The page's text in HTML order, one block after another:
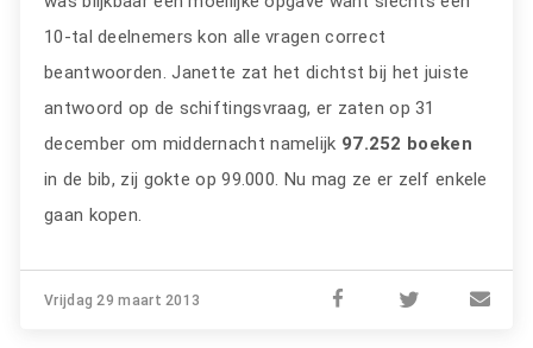
10-tal deelnemers kon alle vragen correct
beantwoorden. Janette zat het dichtst bij het juiste
antwoord op de schiftingsvraag, er zaten op 31
december om middernacht namelijk 97.252 boeken
in de bib, zij gokte op 99.000. Nu mag ze er zelf enkele
gaan kopen.
Vrijdag 29 maart 2013